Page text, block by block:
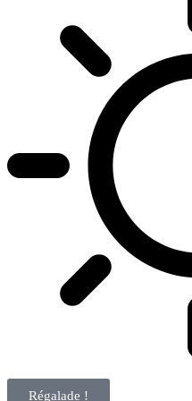
Régalade !